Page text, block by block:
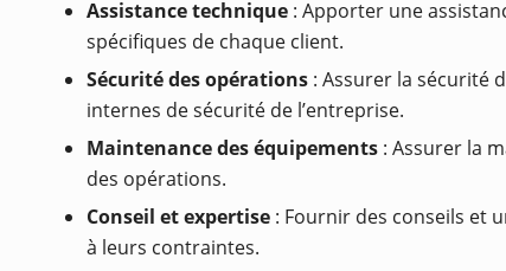
Assistance technique : Apporter une
spécifiques de chaque client.
Sécurité des opérations : Assurer la sécurité
internes de sécurité de l’entreprise.
Maintenance des équipements : Assurer la
des opérations.
Conseil et expertise : Fournir des conseils et
à leurs contraintes.